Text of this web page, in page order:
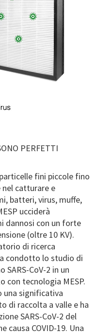
PERFETTI
fini piccole fino
nel catturare e
batteri, virus, muffe,
ucciderà
dannosi con un forte
(oltre 10 KV).
di ricerca
condotto lo studio di
CoV-2 in un
con tecnologia MESP.
significativa
di raccolta a valle e ha
SARS-CoV-2 del
causa COVID-19. Una